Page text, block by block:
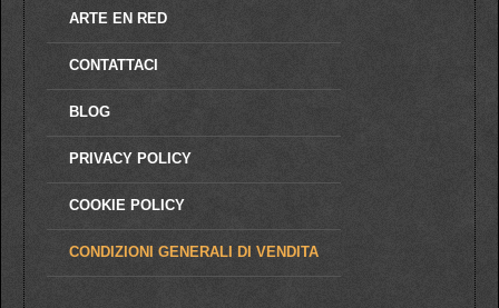
ARTE EN RED
CONTATTACI
BLOG
PRIVACY POLICY
COOKIE POLICY
CONDIZIONI GENERALI DI VENDITA